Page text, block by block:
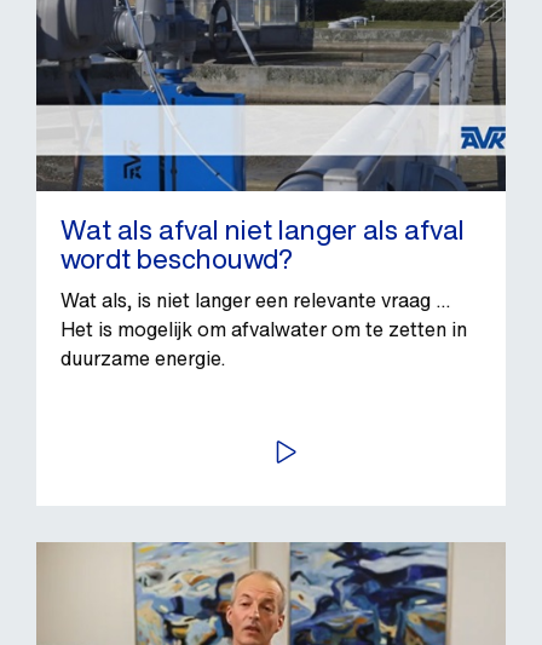
Wat als afval niet langer als afval
wordt beschouwd?
Wat als, is niet langer een relevante vraag ...
Het is mogelijk om afvalwater om te zetten in
duurzame energie.
BEKIJK VIDEO